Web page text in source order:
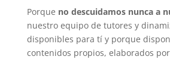
Porque no descuidamos nunca a
nuestro equipo de tutores y
disponibles para tí y porque
contenidos propios, elaborados